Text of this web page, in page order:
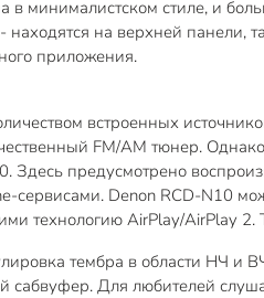
в минималистском стиле, и
находятся на верхней панели,
приложения.
встроенных
FM/AM тюнер.
Здесь предусмотрено
сервисами. Denon RCD-N10
технологию AirPlay/AirPlay
тембра в области НЧ и
Для любителей